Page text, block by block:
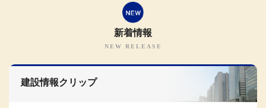
新着情報
建設情報クリップ